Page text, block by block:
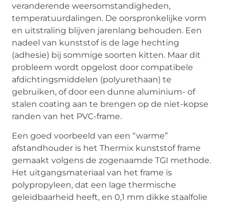
veranderende weersomstandigheden,
temperatuurdalingen. De oorspronkelijke vorm
en uitstraling blijven jarenlang behouden. Een
nadeel van kunststof is de lage hechting
(adhesie) bij sommige soorten kitten. Maar dit
probleem wordt opgelost door compatibele
afdichtingsmiddelen (polyurethaan) te
gebruiken, of door een dunne aluminium- of
stalen coating aan te brengen op de niet-kopse
randen van het PVC-frame.
Een goed voorbeeld van een “warme”
afstandhouder is het Thermix kunststof frame
gemaakt volgens de zogenaamde TGI methode.
Het uitgangsmateriaal van het frame is
polypropyleen, dat een lage thermische
geleidbaarheid heeft, en 0,1 mm dikke staalfolie